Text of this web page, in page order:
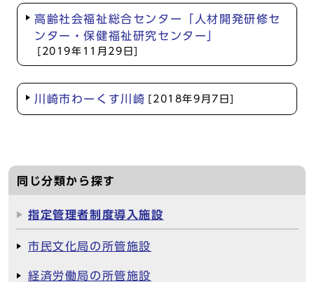
高齢社会福祉総合センター「人材開発研修セ
ンター・保健福祉研究センター」
[2019年11月29日]
川崎市わーくす川崎 [2018年9月7日]
同じ分類から探す
指定管理者制度導入施設
市民文化局の所管施設
経済労働局の所管施設